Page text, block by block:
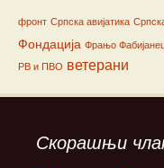
фронт Српска авијатика
Фондација Фрањо
РВ и ПВО ветерани
Скорашњи